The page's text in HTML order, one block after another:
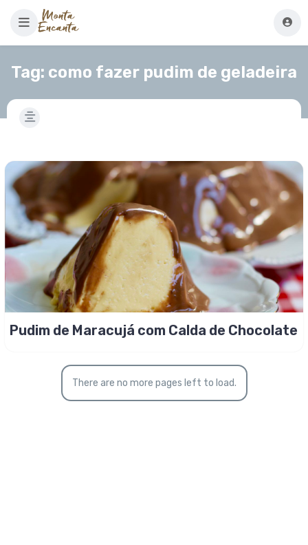
Tag: como fazer pudim de geladeira
Pudim de Maracujá com Calda de Chocolate
There are no more pages left to load.